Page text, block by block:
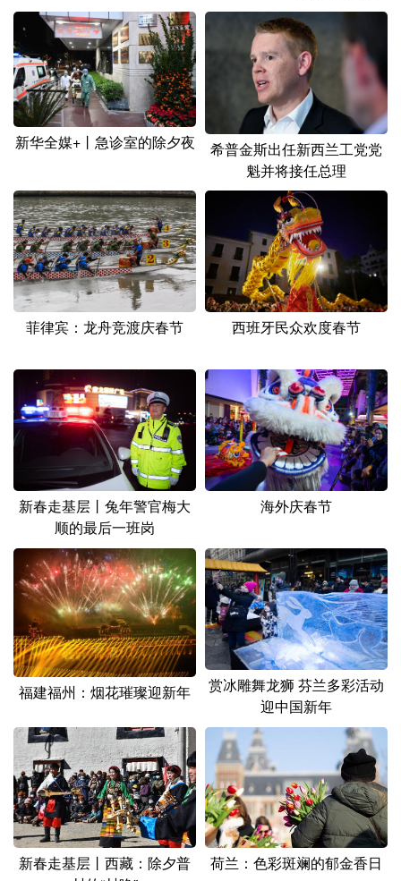
辽宁 吉林 上海 江苏
浙江 安徽 福建 江西
山东 河南 湖北 湖南
广东 广西 海南 重庆
云南 西藏
陕西 甘肃
新疆 内蒙古 黑龙江
多语种频道
Русский язык 日本語 한국어
Deutsch Português
新华全媒+丨急诊室的除夕夜
希普金斯出任新西兰工党党
魁并将接任总理
菲律宾：龙舟竞渡庆春节 西班牙民众欢度春节
新春走基层丨兔年警官梅大
顺的最后一班岗
海外庆春节
福建福州：烟花璀璨迎新年
赏冰雕舞龙狮 芬兰多彩活动
迎中国新年
新春走基层丨西藏：除夕普
荷兰：色彩斑斓的郁金香日